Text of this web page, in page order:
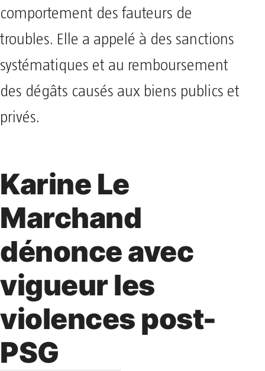
comportement des fauteurs de
troubles. Elle a appelé à des sanctions
systématiques et au remboursement
des dégâts causés aux biens publics et
privés.
Karine Le
Marchand
dénonce avec
vigueur les
violences post-
PSG